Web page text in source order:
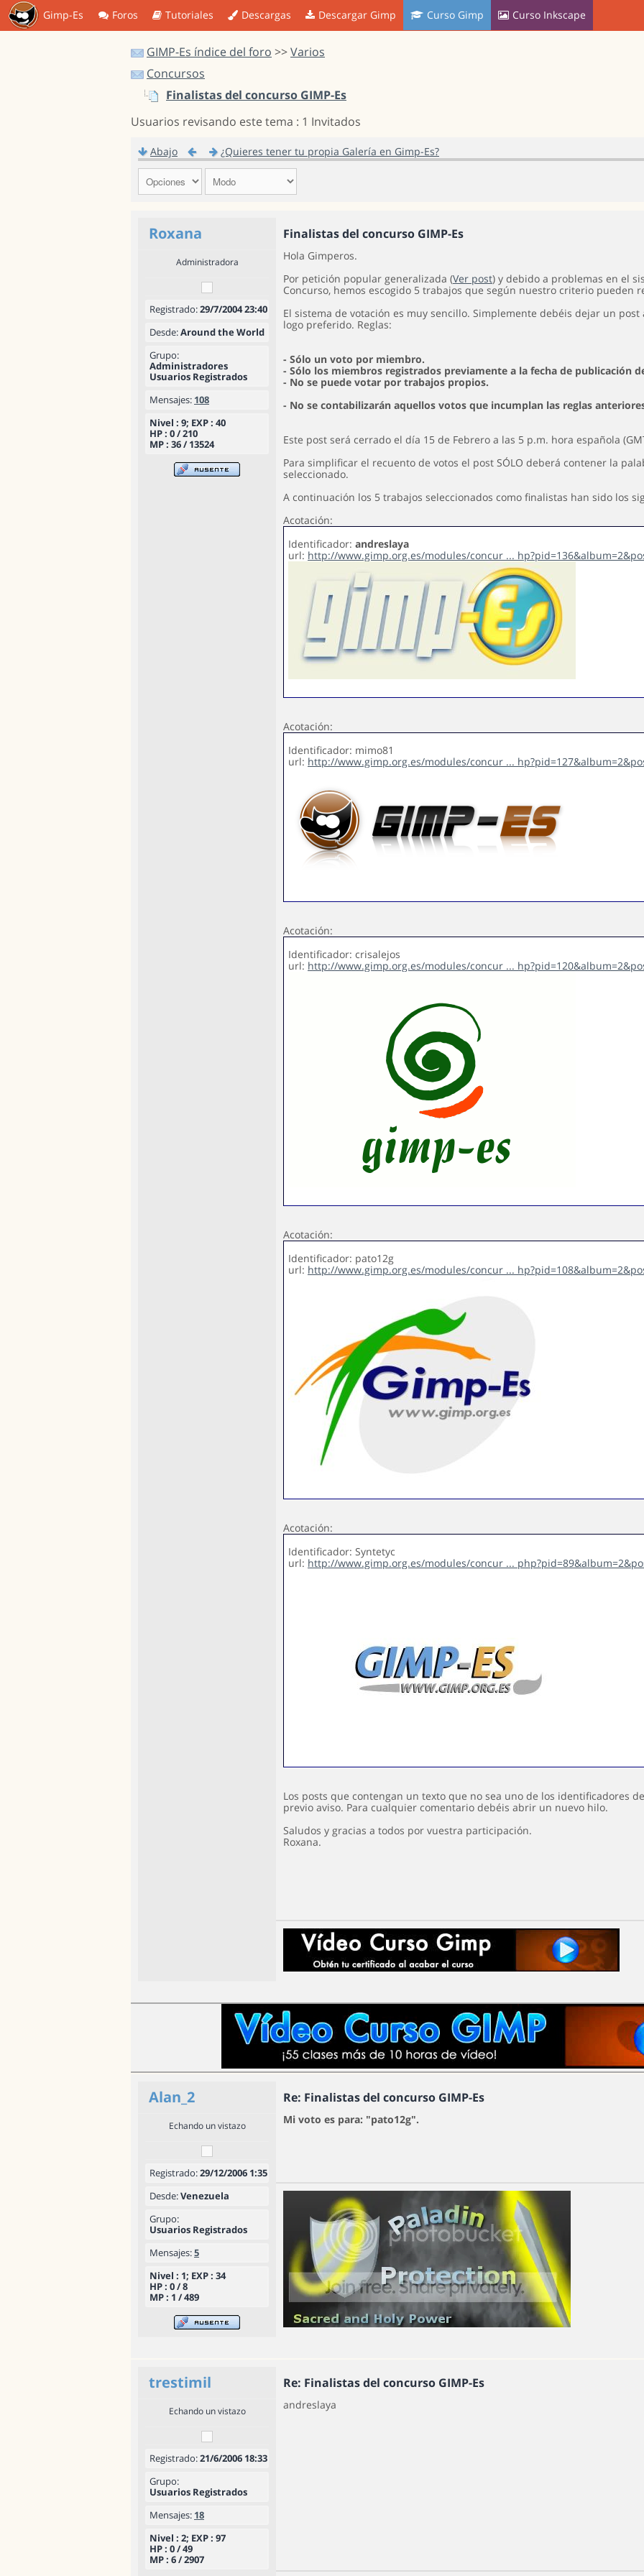
Gimp-Es Foros Tutoriales Descargas Descargar Gimp Curso Gimp Curso Inkscape
GIMP-Es índice del foro >>Varios
Concursos
Finalistas del concurso GIMP-Es
Usuarios revisando este tema : 1 Invitados
Abajo ¿Quieres tener tu propia Galería en Gimp-Es?
Roxana Finalistas del concurso GIMP-Es
Administradora
Registrado:29/7/2004 23:40
Desde:Around the World
Grupo:
Administradores
Usuarios Registrados
Mensajes: 108
Nivel : 9; EXP : 40
HP : 0 / 210
MP : 36 / 13524
Hola Gimperos.
Por petición popular generalizada (Ver post) y debido a problemas en el
Concurso, hemos escogido 5 trabajos que según nuestro criterio pueden
El sistema de votación es muy sencillo. Simplemente debéis dejar un
logo preferido. Reglas:
- Sólo un voto por miembro.
- Sólo los miembros registrados previamente a la fecha de publicación
- No se puede votar por trabajos propios.
- No se contabilizarán aquellos votos que incumplan las reglas
Este post será cerrado el día 15 de Febrero a las 5 p.m. hora española
Para simplificar el recuento de votos el post SÓLO deberá contener la
seleccionado.
A continuación los 5 trabajos seleccionados como finalistas han sido los
Acotación:
Identificador: andreslaya
url: http://www.gimp.org.es/modules/concur ...
Acotación:
Identificador: mimo81
url: http://www.gimp.org.es/modules/concur ...
Acotación:
Identificador: crisalejos
url: http://www.gimp.org.es/modules/concur ...
Acotación:
Identificador: pato12g
url: http://www.gimp.org.es/modules/concur ...
Acotación:
Identificador: Syntetyc
url: http://www.gimp.org.es/modules/concur ...
Los posts que contengan un texto que no sea uno de los identificadores
previo aviso. Para cualquier comentario debéis abrir un nuevo hilo.
Saludos y gracias a todos por vuestra participación.
Roxana.
Alan_2 Re: Finalistas del concurso GIMP-Es
Echando un vistazo
Registrado:29/12/2006 1:35
Desde:Venezuela
Grupo:
Usuarios Registrados
Mensajes:5
Nivel : 1; EXP : 34
HP : 0 / 8
MP : 1 / 489
Mi voto es para: "pato12g".
trestimil Re: Finalistas del concurso GIMP-Es
Echando un vistazo
Registrado:21/6/2006 18:33
Grupo:
Usuarios Registrados
Mensajes: 18
Nivel : 2; EXP : 97
HP : 0 / 49
MP : 6 / 2907
andreslaya